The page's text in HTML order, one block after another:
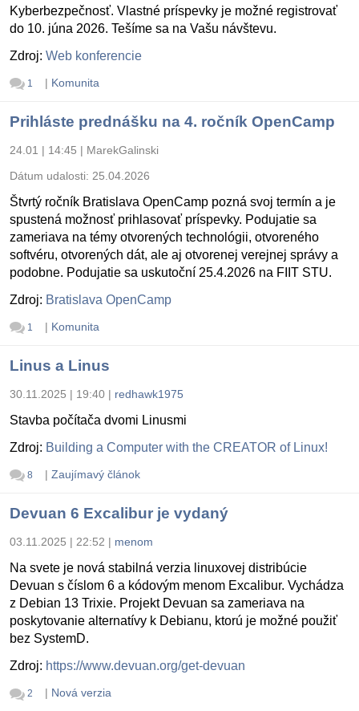
Kyberbezpečnosť. Vlastné príspevky je možné registrovať
do 10. júna 2026. Tešíme sa na Vašu návštevu.
Zdroj: Web konferencie
1 | Komunita
Prihláste prednášku na 4. ročník OpenCamp
24.01 | 14:45 | MarekGalinski
Dátum udalosti: 25.04.2026
Štvrtý ročník Bratislava OpenCamp pozná svoj termín a je
spustená možnosť prihlasovať príspevky. Podujatie sa
zameriava na témy otvorených technológii, otvoreného
softvéru, otvorených dát, ale aj otvorenej verejnej správy a
podobne. Podujatie sa uskutoční 25.4.2026 na FIIT STU.
Zdroj: Bratislava OpenCamp
1 | Komunita
Linus a Linus
30.11.2025 | 19:40 | redhawk1975
Stavba počítača dvomi Linusmi
Zdroj: Building a Computer with the CREATOR of Linux!
8 | Zaujímavý článok
Devuan 6 Excalibur je vydaný
03.11.2025 | 22:52 | menom
Na svete je nová stabilná verzia linuxovej distribúcie
Devuan s číslom 6 a kódovým menom Excalibur. Vychádza
z Debian 13 Trixie. Projekt Devuan sa zameriava na
poskytovanie alternatívy k Debianu, ktorú je možné použiť
bez SystemD.
Zdroj: https://www.devuan.org/get-devuan
2 | Nová verzia